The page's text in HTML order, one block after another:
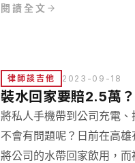
獨立法後對勞工們有什麼影
閱讀全文
律師談吉他 2023-09-18
裝水回家要賠2.5萬
將私人手機帶到公司充電
不會有問題呢？日前在高
將公司的水帶回家飲用，